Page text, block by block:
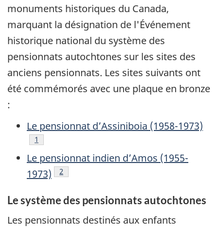
monuments historiques du Canada,
marquant la désignation de l'Événement
historique national du système des
pensionnats autochtones sur les sites des
anciens pensionnats. Les sites suivants ont
été commémorés avec une plaque en bronze
:
Le pensionnat d’Assiniboia (1958-1973)
Footnote
1
Le pensionnat indien d’Amos (1955-
1973)
Footnote
2
Le système des pensionnats autochtones
Les pensionnats destinés aux enfants